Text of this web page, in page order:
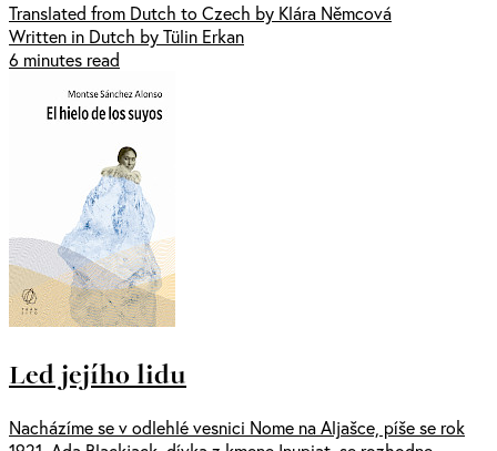
Translated from Dutch to Czech by Klára Němcová
Written in Dutch by Tülin Erkan
6 minutes read
Led jejího lidu
Nacházíme se v odlehlé vesnici Nome na Aljašce, píše se rok